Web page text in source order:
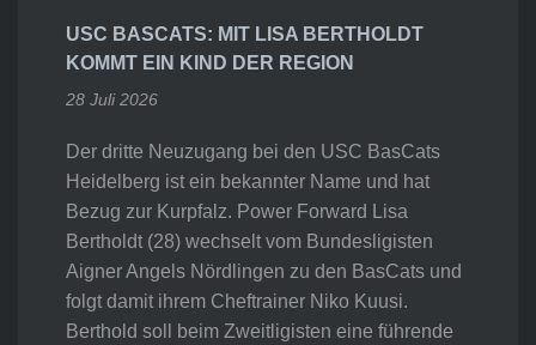
USC BASCATS: MIT LISA BERTHOLDT
KOMMT EIN KIND DER REGION
28 Juli 2026
Der dritte Neuzugang bei den USC BasCats
Heidelberg ist ein bekannter Name und hat
Bezug zur Kurpfalz. Power Forward Lisa
Bertholdt (28) wechselt vom Bundesligisten
Aigner Angels Nördlingen zu den BasCats und
folgt damit ihrem Cheftrainer Niko Kuusi.
Berthold soll beim Zweitligisten eine führende